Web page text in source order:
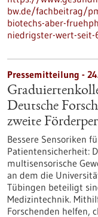
bw.de/fachbeitrag/
biotechs-aber-
niedrigster-wert-seit-
Pressemitteilung -
Deutsche
zweite
Bessere Sensoriken
Patientensicherheit:
multisensorische
an dem die
Tübingen beteiligt
Medizintechnik.
Forschenden helfen,